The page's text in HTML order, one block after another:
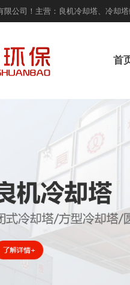
公司！主营：良机冷却塔、冷却
首